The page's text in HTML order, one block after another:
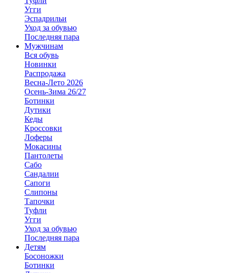
Угги
Эспадрильи
Уход за обувью
Последняя пара
Мужчинам
Вся обувь
Новинки
Распродажа
Весна-Лето 2026
Осень-Зима 26/27
Ботинки
Дутики
Кеды
Кроссовки
Лоферы
Мокасины
Пантолеты
Сабо
Сандалии
Сапоги
Слипоны
Тапочки
Туфли
Угги
Уход за обувью
Последняя пара
Детям
Босоножки
Ботинки